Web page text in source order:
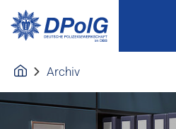
Archiv